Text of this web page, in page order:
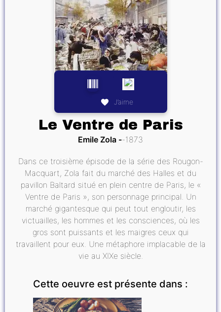
J’aime
Le Ventre de Paris
Emile Zola 1873
Dans ce troisième épisode de la série des Rougon-
Macquart, Zola fait du marché des Halles et du
pavillon Baltard situé en plein centre de Paris, le «
Ventre de Paris », son personnage principal. Un
marché gigantesque qui peut tout engloutir, les
victuailles, les hommes et les consciences, où les
gros sont puissants et les maigres ceux qui
travaillent pour eux. Une métaphore implacable de la
vie au XIXe siècle.
Cette oeuvre est présente dans :